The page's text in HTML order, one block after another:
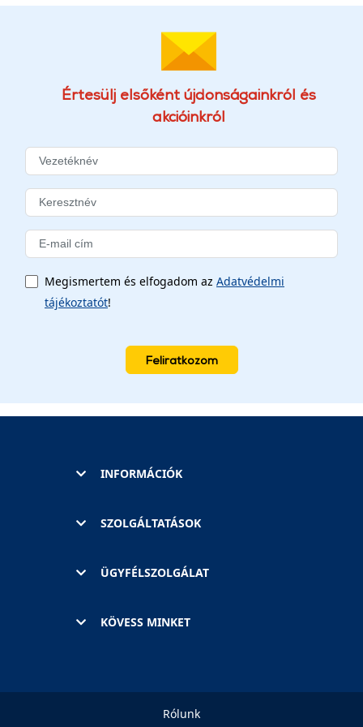
Értesülj elsőként újdonságainkról és
akcióinkról
Megismertem és elfogadom az Adatvédelmi
tájékoztatót!
Feliratkozom
INFORMÁCIÓK
SZOLGÁLTATÁSOK
ÜGYFÉLSZOLGÁLAT
KÖVESS MINKET
Rólunk